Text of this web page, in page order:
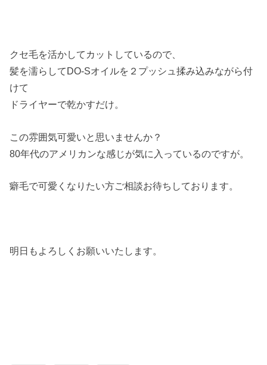
クセ毛を活かしてカットしているので、
髪を濡らしてDO-Sオイルを２プッシュ揉み込みながら付
けて
ドライヤーで乾かすだけ。
この雰囲気可愛いと思いませんか？
80年代のアメリカンな感じが気に入っているのですが。
癖毛で可愛くなりたい方ご相談お待ちしております。
明日もよろしくお願いいたします。